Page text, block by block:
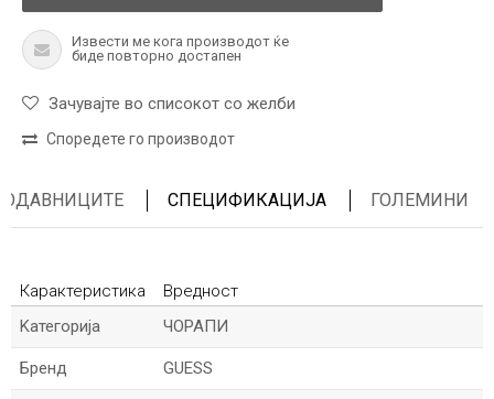
Извести ме кога производот ќе
биде повторно достапен
Зачувајте во списокот со желби
Споредете го производот
СПЕЦИФИКАЦИЈА ГОЛЕМИНИ
Карактеристика
Вредност
Kатегорија
ЧОРАПИ
Бренд GUESS